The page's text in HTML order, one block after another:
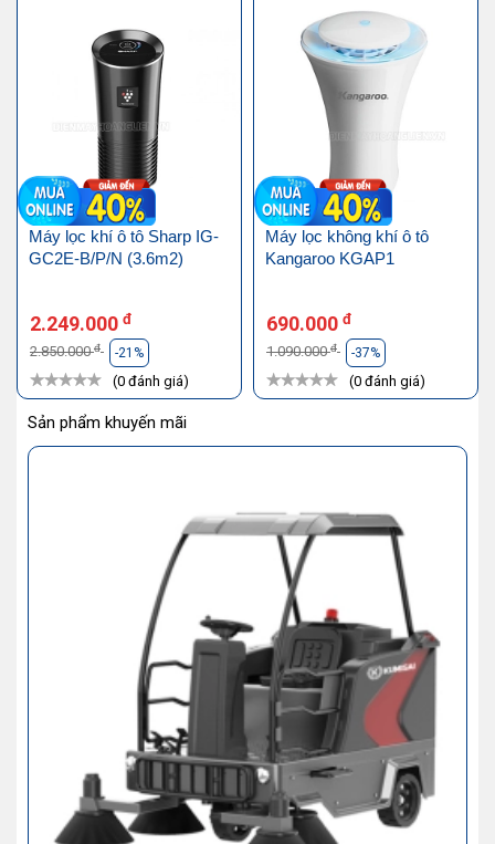
Máy lọc khí ô tô Sharp IG-
GC2E-B/P/N (3.6m2)
2.249.000 đ
2.850.000đ -21%
(0 đánh giá)
Máy lọc không khí ô tô
Kangaroo KGAP1
690.000 đ
1.090.000đ -37%
(0 đánh giá)
Sản phẩm khuyến mãi